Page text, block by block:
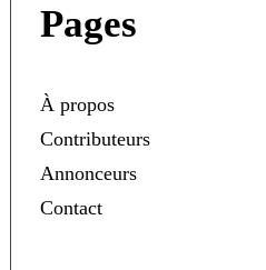
Pages
À propos
Contributeurs
Annonceurs
Contact